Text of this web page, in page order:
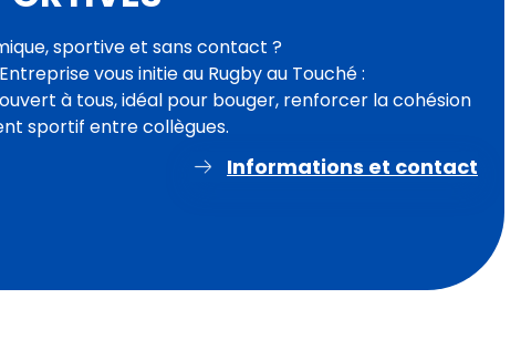
sportive et sans contact ?
vous initie au Rugby au Touché :
à tous, idéal pour bouger, renforcer la cohésion
sportif entre collègues.
Informations et contact